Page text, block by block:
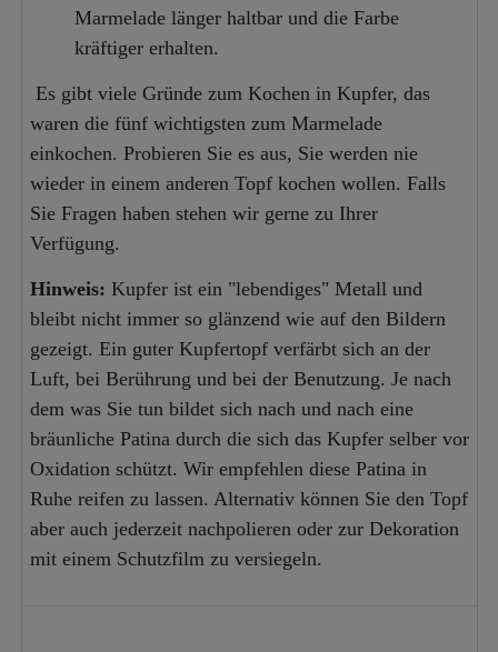
Marmelade länger haltbar und die Farbe
kräftiger erhalten.
Es gibt viele Gründe zum Kochen in Kupfer, das
waren die fünf wichtigsten zum Marmelade
einkochen. Probieren Sie es aus, Sie werden nie
wieder in einem anderen Topf kochen wollen. Falls
Sie Fragen haben stehen wir gerne zu Ihrer
Verfügung.
Hinweis: Kupfer ist ein "lebendiges" Metall und
bleibt nicht immer so glänzend wie auf den Bildern
gezeigt. Ein guter Kupfertopf verfärbt sich an der
Luft, bei Berührung und bei der Benutzung. Je nach
dem was Sie tun bildet sich nach und nach eine
bräunliche Patina durch die sich das Kupfer selber vor
Oxidation schützt. Wir empfehlen diese Patina in
Ruhe reifen zu lassen. Alternativ können Sie den Topf
aber auch jederzeit nachpolieren oder zur Dekoration
mit einem Schutzfilm zu versiegeln.